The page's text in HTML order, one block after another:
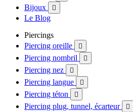
Bijoux 
Le Blog
Piercings
Piercing oreille

Piercing nombril 
Piercing nez 
Piercing langue 
Piercing téton 
Piercing plug, tunnel, écarteur 